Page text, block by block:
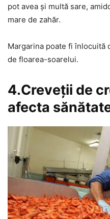
pot avea și multă sare,
mare de zahăr.
Margarina poate fi înlocuită
de floarea-soarelui.
4.Creveții de
afecta